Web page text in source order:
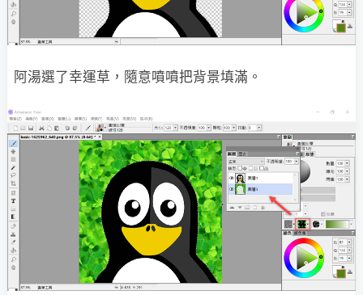
阿湯選了幸運草，隨意噴噴把背景填滿。